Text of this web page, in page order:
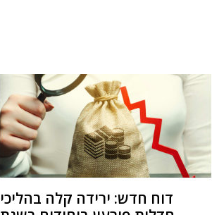
דוח חדש: ירידה קלה בהליכי